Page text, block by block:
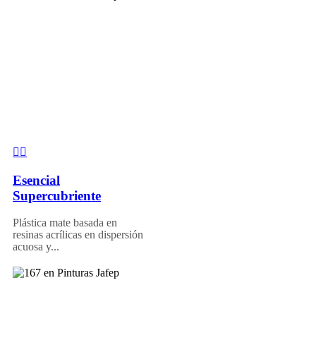
Esencial
Supercubriente
Plástica mate basada en
resinas acrílicas en dispersión
acuosa y...